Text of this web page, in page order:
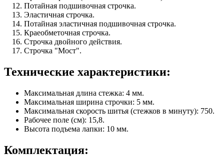
Потайная подшивочная строчка.
Эластичная строчка.
Потайная эластичная подшивочная строчка.
Краеобметочная строчка.
Строчка двойного действия.
Строчка "Мост".
Технические характеристики:
Максимальная длина стежка: 4 мм.
Максимальная ширина строчки: 5 мм.
Максимальная скорость шитья (стежков в минуту): 750.
Рабочее поле (см): 15,8.
Высота подъема лапки: 10 мм.
Комплектация: